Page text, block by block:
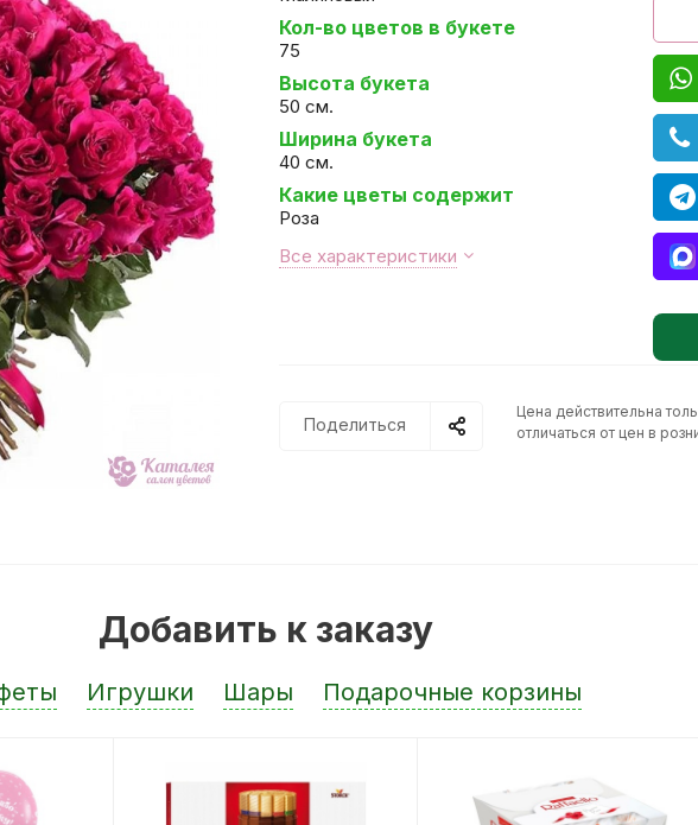
Кол-во цветов в букете
75
Высота букета
50 см.
Ширина букета
40 см.
Какие цветы содержит
Роза
Все характеристики
Поделиться
Цена действительна
отличаться от цен в
Добавить к заказу
Игрушки Шары Подарочные корзины